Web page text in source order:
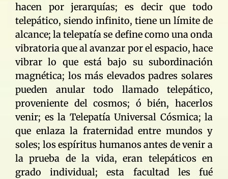
hacen por jerarquías; es decir que todo
telepático, siendo infinito, tiene un límite de
alcance; la telepatía se define como una onda
vibratoria que al avanzar por el espacio, hace
vibrar lo que está bajo su subordinación
magnética; los más elevados padres solares
pueden anular todo llamado telepático,
proveniente del cosmos; ó bién, hacerlos
venir; es la Telepatía Universal Cósmica; la
que enlaza la fraternidad entre mundos y
soles; los espíritus humanos antes de venir a
la prueba de la vida, eran telepáticos en
grado individual; esta facultad les fué